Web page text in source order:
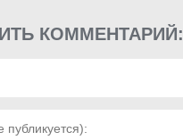
КОММЕНТАРИЙ: